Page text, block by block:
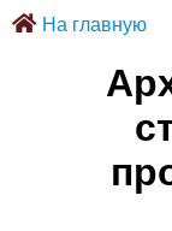
На главную